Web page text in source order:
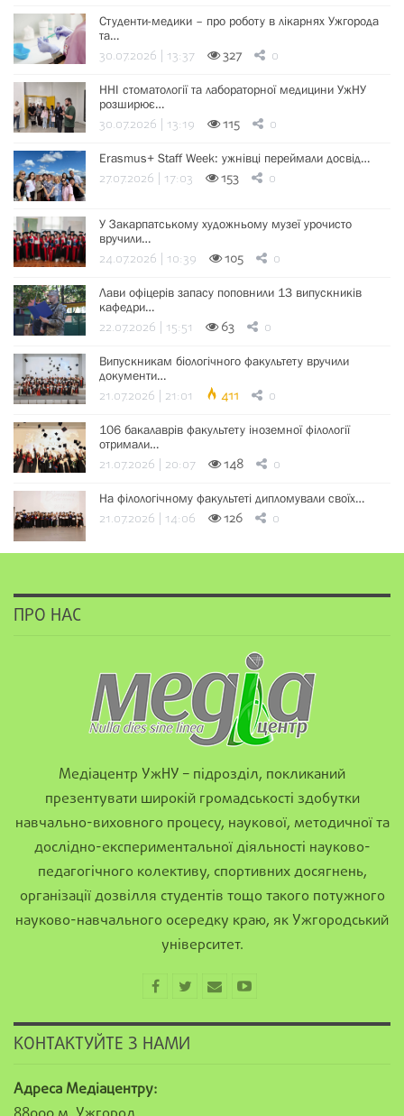
Студенти-медики – про роботу в лікарнях Ужгорода
та…
30.07.2026 | 13:37 327 0
ННІ стоматології та лабораторної медицини УжНУ
розширює…
30.07.2026 | 13:19 115 0
Erasmus+ Staff Week: ужнівці переймали досвід…
27.07.2026 | 17:03 153 0
У Закарпатському художньому музеї урочисто
вручили…
24.07.2026 | 10:39 105 0
Лави офіцерів запасу поповнили 13 випускників
кафедри…
22.07.2026 | 15:51 63 0
Випускникам біологічного факультету вручили
документи…
21.07.2026 | 21:01 411 0
106 бакалаврів факультету іноземної філології
отримали…
21.07.2026 | 20:07 148 0
На філологічному факультеті дипломували своїх…
21.07.2026 | 14:06 126 0
ПРО НАС
Медіацентр УжНУ – підрозділ, покликаний
презентувати широкій громадськості здобутки
навчально-виховного процесу, наукової, методичної та
дослідно-експериментальної діяльності науково-
педагогічного колективу, спортивних досягнень,
організації дозвілля студентів тощо такого потужного
науково-навчального осередку краю, як Ужгородський
університет.
КОНТАКТУЙТЕ З НАМИ
Адреса Медіацентру: